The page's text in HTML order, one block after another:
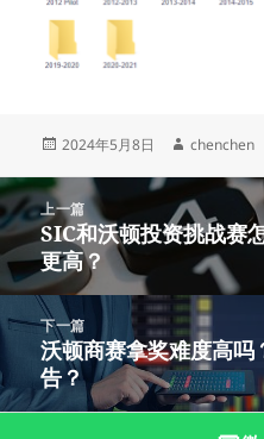
发
2024年5月8日
作
chenchen
文
章
导
航
上一篇
上
篇
文
章：
SIC和沃顿投资挑战赛
更高？
下一篇
下
篇
文
沃顿商赛拿奖难度高
告？